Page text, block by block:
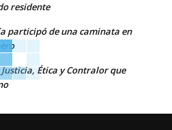
residente
participó de una caminata en
Justicia, Ética y Contralor que